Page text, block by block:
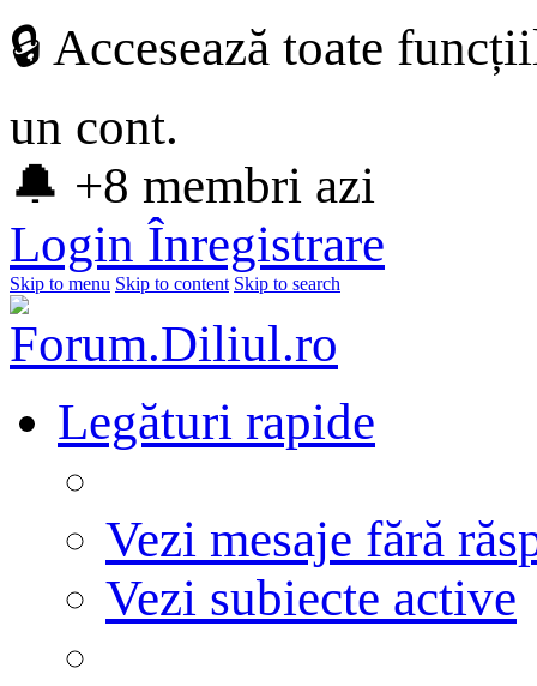
🔒 Accesează toate
un cont.
🔔 +8 membri azi
Login Înregistrare
Skip to menu Skip to content Skip to search
Legături rapide
Vezi mesaje fără
Vezi subiecte active